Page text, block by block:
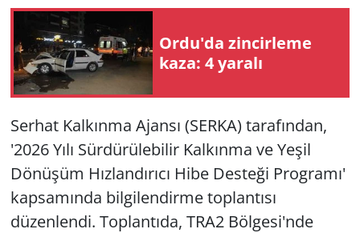
Ordu'da zincirleme
kaza: 4 yaralı
Serhat Kalkınma Ajansı (SERKA) tarafından,
'2026 Yılı Sürdürülebilir Kalkınma ve Yeşil
Dönüşüm Hızlandırıcı Hibe Desteği Programı'
kapsamında bilgilendirme toplantısı
düzenlendi. Toplantıda, TRA2 Bölgesi'nde